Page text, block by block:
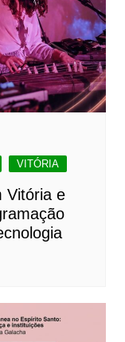
VITÓRIA
Vitória e